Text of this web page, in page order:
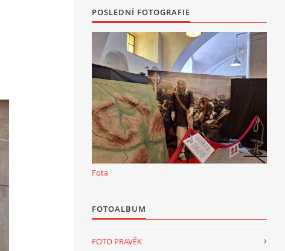
POSLEDNÍ FOTOGRAFIE
Fota
FOTOALBUM
FOTO PRAVĚK